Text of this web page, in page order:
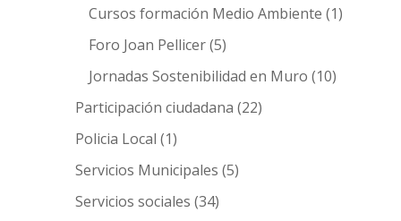
Cursos formación Medio Ambiente (1)
Foro Joan Pellicer(5)
Jornadas Sostenibilidad en Muro (10)
Participación ciudadana (22)
Policia Local (1)
Servicios Municipales (5)
Servicios sociales (34)